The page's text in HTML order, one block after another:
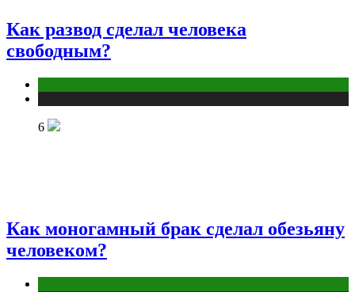
Как развод сделал человека
свободным?
6
Как моногамный брак сделал обезьяну
человеком?